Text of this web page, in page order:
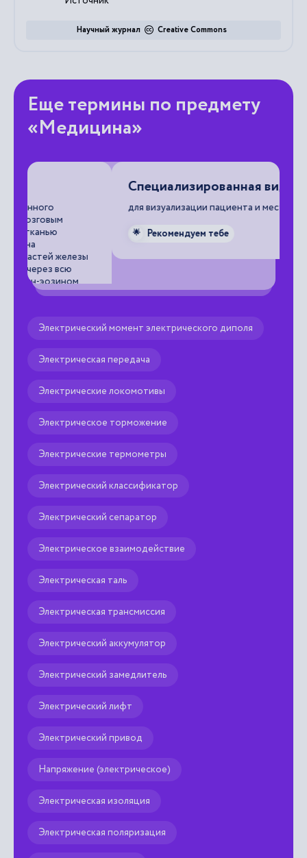
Creative Commons
Научный журнал
Еще термины по предмету
«Медицина»
Специализированная видеокамера
для визуализации пациента и места болезни.
🌟 Рекомендуем тебе
Электрическая передача
Электрические локомотивы
Электрическое торможение
Электрические термометры
Электрический классификатор
Электрический сепаратор
Электрическое взаимодействие
Электрическая таль
Электрическая трансмиссия
Электрический аккумулятор
Электрический замедлитель
Электрический лифт
Электрический привод
Напряжениe (электрическое)
Электрическая изоляция
Электрическая поляризация
Электрический износ